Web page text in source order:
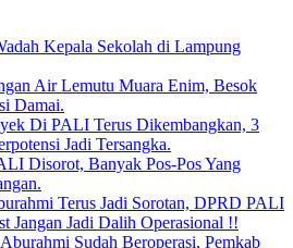
Kepala Sekolah di Lampung
Air Lemutu Muara Enim, Besok
Damai.
Di PALI Terus Dikembangkan, 3
Jadi Tersangka.
Disorot, Banyak Pos-Pos Yang
Terus Jadi Sorotan, DPRD PALI
Jangan Jadi Dalih Operasional !!
Sudah Beroperasi, Pemkab